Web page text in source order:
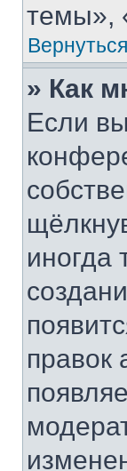
темы»,
» Как
Если
иногда
правок